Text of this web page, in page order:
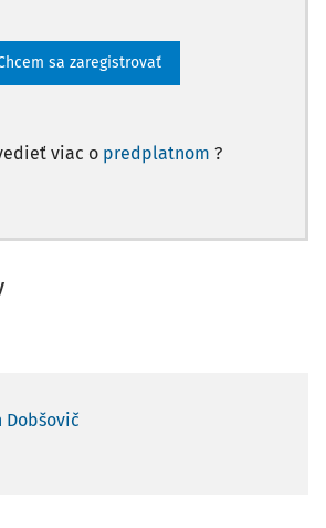
sa zaregistrovať
viac o predplatnom ?
Dobšovič